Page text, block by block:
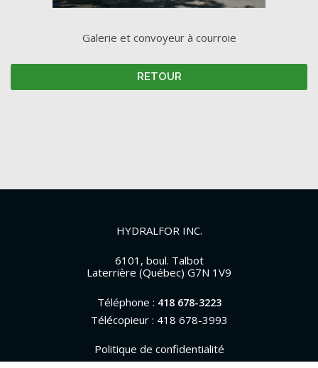
Galerie et convoyeur à courroie
RETOUR
HYDRALFOR INC.
6101, boul. Talbot
Laterrière (Québec) G7N 1V9
Téléphone : 418 678-3223
Télécopieur : 418 678-3993
Politique de confidentialité